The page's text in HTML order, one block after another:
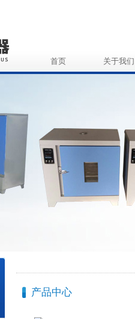
首页 关于我们
产品中心